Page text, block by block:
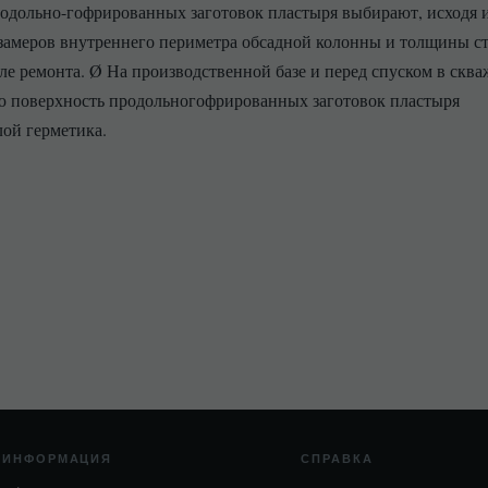
гофрированных заготовок пластыря выбирают, исходя
замеров внутреннего периметра обсадной колонны и толщины
ремонта. Ø На производственной базе и перед спуском в
продольногофрированных заготовок пластыря
герметика.
ИНФОРМАЦИЯ СПРАВКА